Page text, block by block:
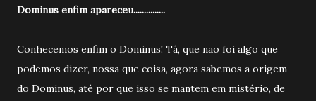
Dominus enfim apareceu...............
Conhecemos enfim o Dominus! Tá, que não foi algo que
podemos dizer, nossa que coisa, agora sabemos a origem
do Dominus, até por que isso se mantem em mistério, de